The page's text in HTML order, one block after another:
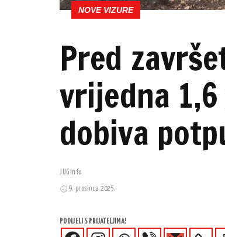
NOVE VIZURE
Pred
vrijedna
dobiva
JUGinfo
9. prosinca 2025.
PODIJELI S PRIJATELJIMA!